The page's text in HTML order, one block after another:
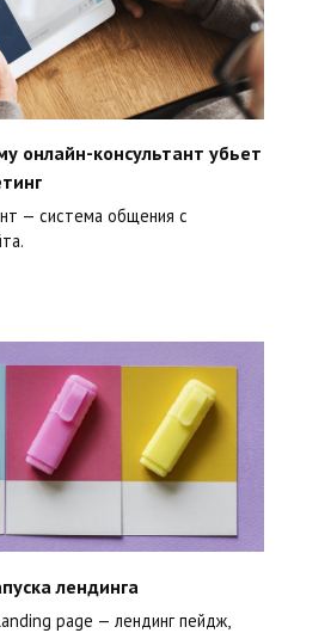
онлайн-консультант убьет
— система общения с
лендинга
page — лендинг пейдж,